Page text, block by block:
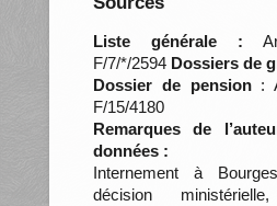
Liste générale :
F/7/*/2594 Dossiers de
Dossier de pension:
F/15/4180
Remarques de
données :
Internement à
décision